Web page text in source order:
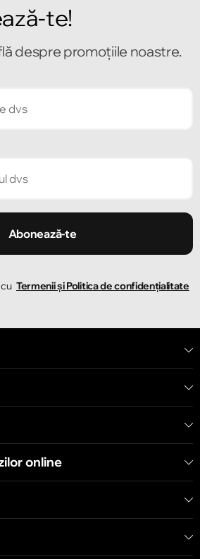
78
Varlaam 58
te!
despre promoțiile noastre.
Abonează-te
Termenii și Politica de confidențialitate
online